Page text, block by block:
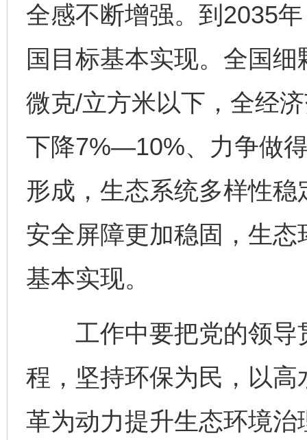
全感不断增强。到2035
国目标基本实现。全国
微克/立方米以下，全经
下降7%—10%、力争做
形成，生态系统多样性
安全屏障更加稳固，生
基本实现。
工作中要把党的领导
程，坚持环保为民，以
革为动力提升生态环境